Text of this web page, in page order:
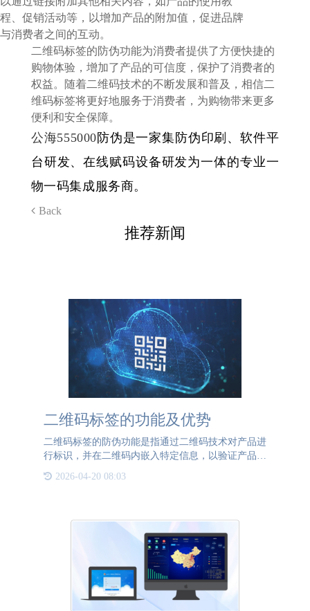
程、促销活动等，以增加产品的附加值，促进品牌
与消费者之间的互动。
二维码标签的防伪功能为消费者提供了方便快捷的
购物体验，增加了产品的可信度，保护了消费者的
权益。随着二维码技术的不断发展和普及，相信二
维码标签将更好地服务于消费者，为购物带来更多
便利和安全保障。
公海555000防伪是一家集防伪印刷、软件平
台研发、在线赋码设备研发为一体的专业一
物一码集成服务商。
Back
推荐新闻
二维码标签的功能及优势
二维码标签的防伪功能是指通过二维码技术对产品进
行标识，并在二维码内嵌入特定信息，以验证产品的
有哪些？ 1. 可追溯性：通过扫描二维码，消费者可
2026-04-20 08:03